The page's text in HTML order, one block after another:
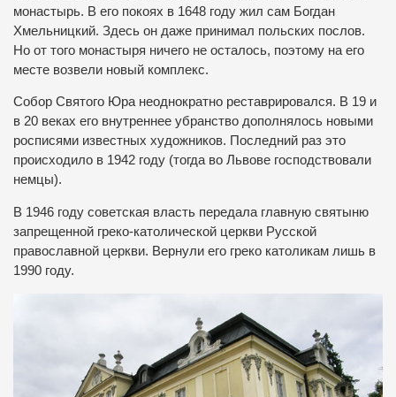
монастырь. В его покоях в 1648 году жил сам Богдан
Хмельницкий. Здесь он даже принимал польских послов.
Но от того монастыря ничего не осталось, поэтому на его
месте возвели новый комплекс.
Собор Святого Юра неоднократно реставрировался. В 19 и
в 20 веках его внутреннее убранство дополнялось новыми
росписями известных художников. Последний раз это
происходило в 1942 году (тогда во Львове господствовали
немцы).
В 1946 году советская власть передала главную святыню
запрещенной греко-католической церкви Русской
православной церкви. Вернули его греко католикам лишь в
1990 году.